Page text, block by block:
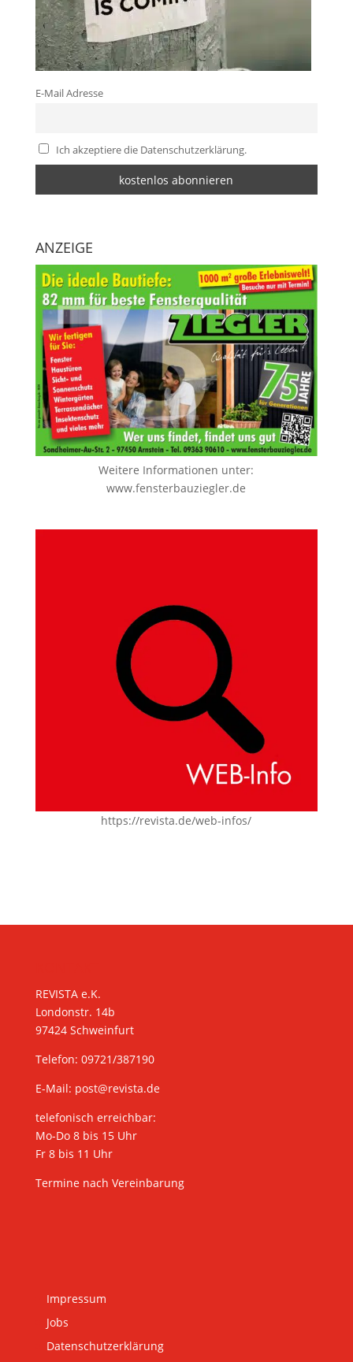
E-Mail Adresse
Ich akzeptiere die Datenschutzerklärung.
ANZEIGE
Weitere Informationen unter:
www.fensterbauziegler.de
https://revista.de/web-infos/
REVISTA e.K.
Londonstr. 14b
97424 Schweinfurt
Telefon: 09721/387190
E-Mail: post@revista.de
telefonisch erreichbar:
Mo-Do 8 bis 15 Uhr
Fr 8 bis 11 Uhr
Termine nach Vereinbarung
Impressum
Jobs
Datenschutzerklärung